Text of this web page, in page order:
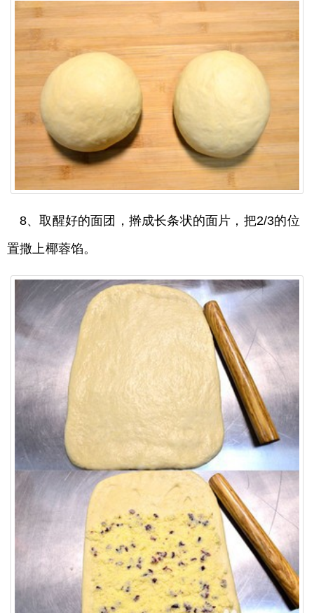
8、取醒好的面团，擀成长条状的面片，把2/3的位
置撒上椰蓉馅。